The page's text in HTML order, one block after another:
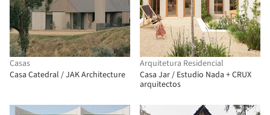
Casas
Casa Catedral / JAK Architecture
Arquitetura Residencial
Casa Jar / Estudio Nada + CRUX
arquitectos